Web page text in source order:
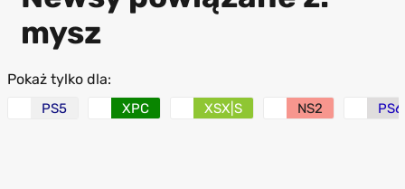
mysz
Pokaż tylko dla:
PS5 XPC XSX|S NS2 PS6